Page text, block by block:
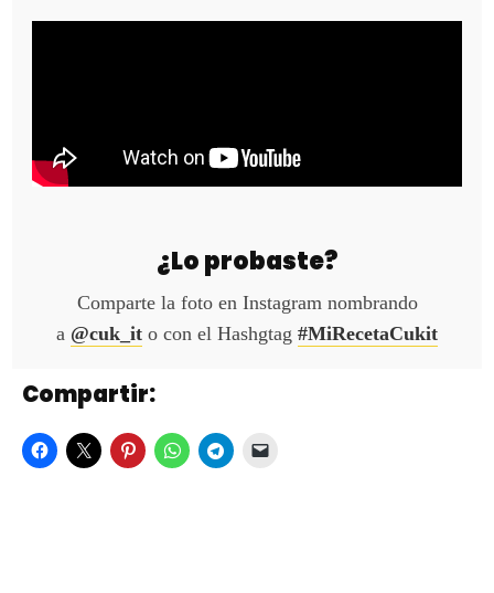
¿Lo probaste?
Comparte la foto en Instagram nombrando
a @cuk_it o con el Hashgtag #MiRecetaCukit
Compartir: